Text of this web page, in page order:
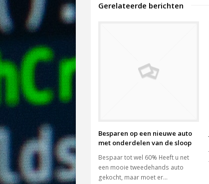
Gerelateerde berichten
Besparen op een nieuwe auto
met onderdelen van de sloop
Bespaar tot wel 60% Heeft u net
een mooie tweedehands auto
gekocht, maar moet er…